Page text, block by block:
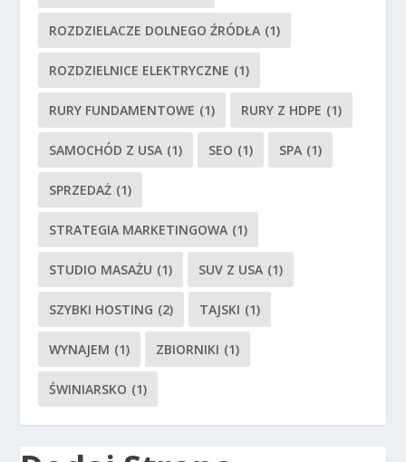
ROZDZIELACZE DOLNEGO ŹRÓDŁA (1)
ROZDZIELNICE ELEKTRYCZNE (1)
RURY FUNDAMENTOWE (1) RURY Z HDPE (1)
SAMOCHÓD Z USA (1) SEO (1) SPA (1)
SPRZEDAŻ (1)
STRATEGIA MARKETINGOWA (1)
STUDIO MASAŻU (1) SUV Z USA (1)
SZYBKI HOSTING (2) TAJSKI (1)
WYNAJEM (1) ZBIORNIKI (1)
ŚWINIARSKO (1)